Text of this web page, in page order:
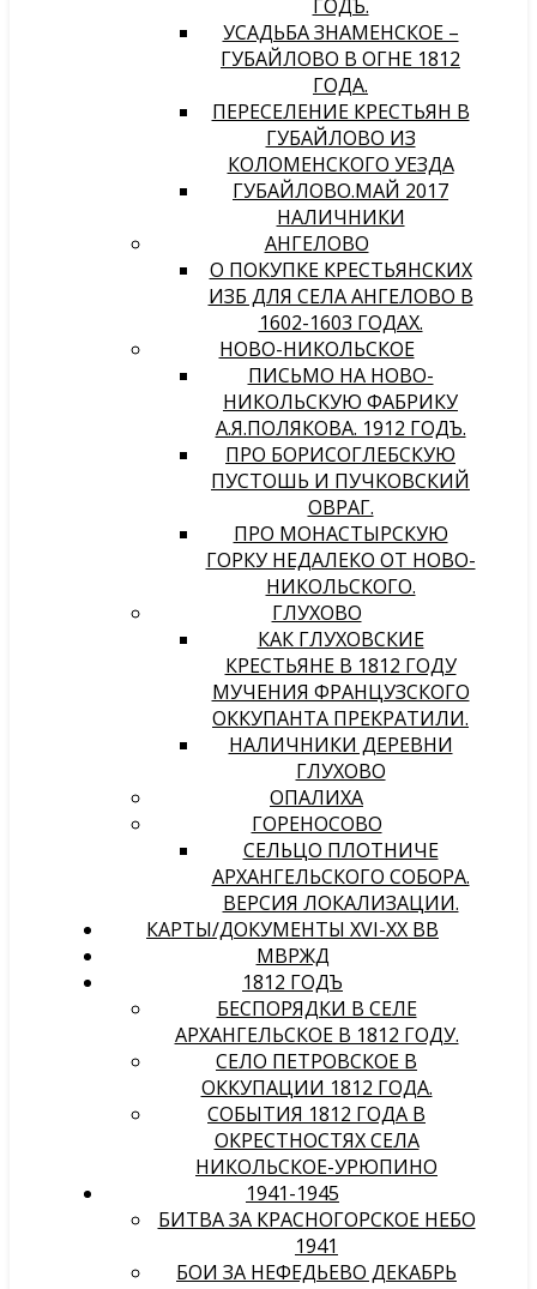
ГОДЪ.
УСАДЬБА ЗНАМЕНСКОЕ –
ГУБАЙЛОВО В ОГНЕ 1812
ГОДА.
ПЕРЕСЕЛЕНИЕ КРЕСТЬЯН В
ГУБАЙЛОВО ИЗ
КОЛОМЕНСКОГО УЕЗДА
ГУБАЙЛОВО.МАЙ 2017
НАЛИЧНИКИ
АНГЕЛОВО
О ПОКУПКЕ КРЕСТЬЯНСКИХ
ИЗБ ДЛЯ СЕЛА АНГЕЛОВО В
1602-1603 ГОДАХ.
НОВО-НИКОЛЬСКОЕ
ПИСЬМО НА НОВО-
НИКОЛЬСКУЮ ФАБРИКУ
А.Я.ПОЛЯКОВА. 1912 ГОДЪ.
ПРО БОРИСОГЛЕБСКУЮ
ПУСТОШЬ И ПУЧКОВСКИЙ
ОВРАГ.
ПРО МОНАСТЫРСКУЮ
ГОРКУ НЕДАЛЕКО ОТ НОВО-
НИКОЛЬСКОГО.
ГЛУХОВО
КАК ГЛУХОВСКИЕ
КРЕСТЬЯНЕ В 1812 ГОДУ
МУЧЕНИЯ ФРАНЦУЗСКОГО
ОККУПАНТА ПРЕКРАТИЛИ.
НАЛИЧНИКИ ДЕРЕВНИ
ГЛУХОВО
ОПАЛИХА
ГОРЕНОСОВО
СЕЛЬЦО ПЛОТНИЧЕ
АРХАНГЕЛЬСКОГО СОБОРА.
ВЕРСИЯ ЛОКАЛИЗАЦИИ.
КАРТЫ/ДОКУМЕНТЫ XVI-XX ВВ
МВРЖД
1812 ГОДЪ
БЕСПОРЯДКИ В СЕЛЕ
АРХАНГЕЛЬСКОЕ В 1812 ГОДУ.
СЕЛО ПЕТРОВСКОЕ В
ОККУПАЦИИ 1812 ГОДА.
СОБЫТИЯ 1812 ГОДА В
ОКРЕСТНОСТЯХ СЕЛА
НИКОЛЬСКОЕ-УРЮПИНО
1941-1945
БИТВА ЗА КРАСНОГОРСКОЕ НЕБО
1941
БОИ ЗА НЕФЕДЬЕВО ДЕКАБРЬ